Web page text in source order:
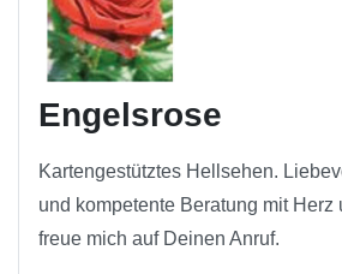
Engelsrose
Kartengestütztes Hellsehen.
und kompetente Beratung mit Herz
freue mich auf Deinen Anruf.